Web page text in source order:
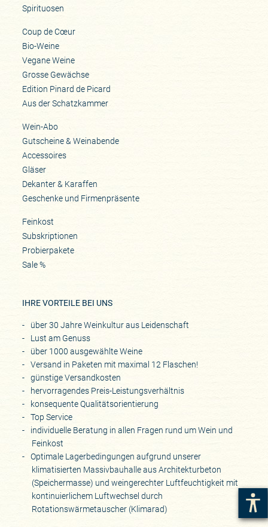
Spirituosen
Coup de Cœur
Bio-Weine
Vegane Weine
Grosse Gewächse
Edition Pinard de Picard
Aus der Schatzkammer
Wein-Abo
Gutscheine & Weinabende
Accessoires
Gläser
Dekanter & Karaffen
Geschenke und Firmenpräsente
Feinkost
Subskriptionen
Probierpakete
Sale %
IHRE VORTEILE BEI UNS
über 30 Jahre Weinkultur aus Leidenschaft
Lust am Genuss
über 1000 ausgewählte Weine
Versand in Paketen mit maximal 12 Flaschen!
günstige Versandkosten
hervorragendes Preis-Leistungsverhältnis
konsequente Qualitätsorientierung
Top Service
individuelle Beratung in allen Fragen rund um Wein und
Feinkost
Optimale Lagerbedingungen aufgrund unserer
klimatisierten Massivbauhalle aus Architekturbeton
(Speichermasse) und weingerechter Luftfeuchtigkeit mit
kontinuierlichem Luftwechsel durch
Rotationswärmetauscher (Klimarad)